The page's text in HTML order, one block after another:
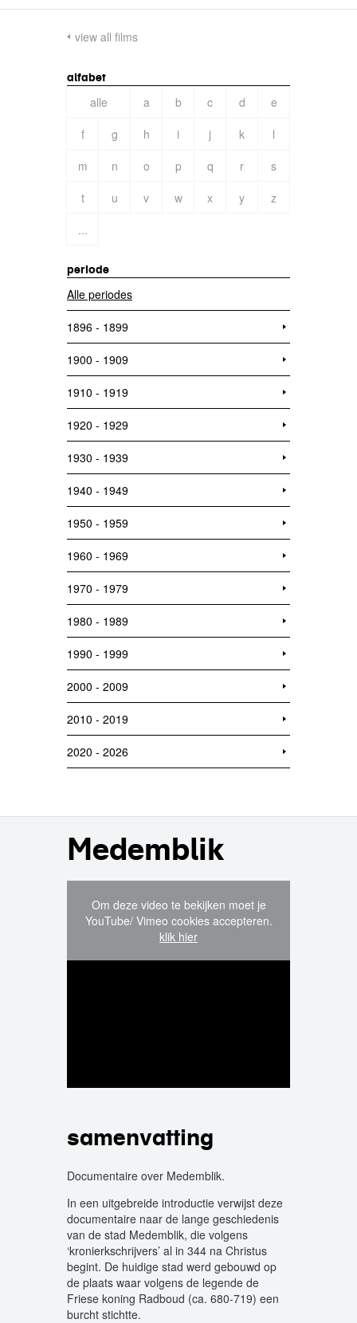
view all films
alfabet
alle a b c d
e
f
g h i j k
l
m
n o p q r
s
t
u v w x y
z
...
periode
Alle periodes
1896 - 1899
1900 - 1909
1910 - 1919
1920 - 1929
1930 - 1939
1940 - 1949
1950 - 1959
1960 - 1969
1970 - 1979
1980 - 1989
1990 - 1999
2000 - 2009
2010 - 2019
2020 - 2026
Medemblik
Om deze video te bekijken moet je
YouTube/ Vimeo cookies accepteren.
klik hier
samenvatting
Documentaire over Medemblik.
In een uitgebreide introductie verwijst deze
documentaire naar de lange geschiedenis
van de stad Medemblik, die volgens
‘kronierkschrijvers’ al in 344 na Christus
begint. De huidige stad werd gebouwd op
de plaats waar volgens de legende de
Friese koning Radboud (ca. 680-719) een
burcht stichtte.